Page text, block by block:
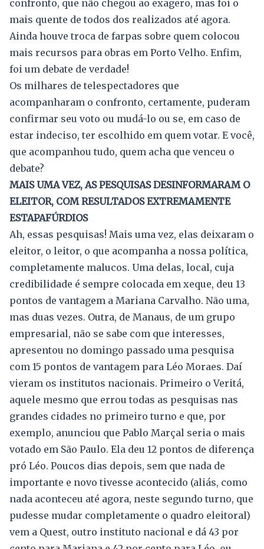
confronto, que não chegou ao exagero, mas foi o
mais quente de todos dos realizados até agora.
Ainda houve troca de farpas sobre quem colocou
mais recursos para obras em Porto Velho. Enfim,
foi um debate de verdade!
Os milhares de telespectadores que
acompanharam o confronto, certamente, puderam
confirmar seu voto ou mudá-lo ou se, em caso de
estar indeciso, ter escolhido em quem votar. E você,
que acompanhou tudo, quem acha que venceu o
debate?
MAIS UMA VEZ, AS PESQUISAS DESINFORMARAM O
ELEITOR, COM RESULTADOS EXTREMAMENTE
ESTAPAFÚRDIOS
Ah, essas pesquisas! Mais uma vez, elas deixaram o
eleitor, o leitor, o que acompanha a nossa política,
completamente malucos. Uma delas, local, cuja
credibilidade é sempre colocada em xeque, deu 13
pontos de vantagem a Mariana Carvalho. Não uma,
mas duas vezes. Outra, de Manaus, de um grupo
empresarial, não se sabe com que interesses,
apresentou no domingo passado uma pesquisa
com 15 pontos de vantagem para Léo Moraes. Daí
vieram os institutos nacionais. Primeiro o Veritá,
aquele mesmo que errou todas as pesquisas nas
grandes cidades no primeiro turno e que, por
exemplo, anunciou que Pablo Marçal seria o mais
votado em São Paulo. Ela deu 12 pontos de diferença
pró Léo. Poucos dias depois, sem que nada de
importante e novo tivesse acontecido (aliás, como
nada aconteceu até agora, neste segundo turno, que
pudesse mudar completamente o quadro eleitoral)
vem a Quest, outro instituto nacional e dá 43 por